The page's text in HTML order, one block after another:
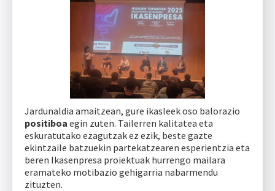
Jardunaldia amaitzean, gure ikasleek oso balorazio
positiboa egin zuten. Tailerren kalitatea eta
eskuratutako ezagutzak ez ezik, beste gazte
ekintzaile batzuekin partekatzearen esperientzia eta
beren Ikasenpresa proiektuak hurrengo mailara
eramateko motibazio gehigarria nabarmendu
zituzten.